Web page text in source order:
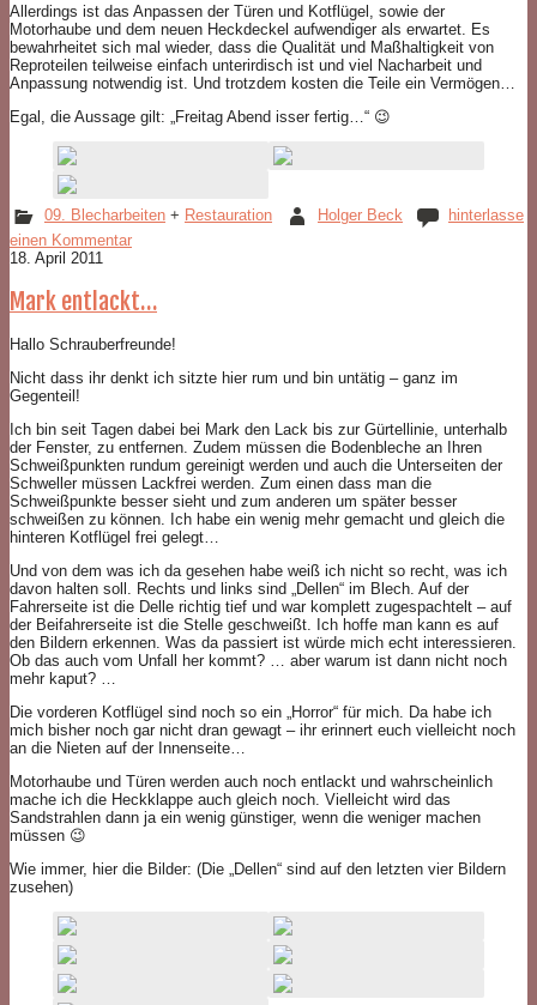
Allerdings ist das Anpassen der Türen und Kotflügel, sowie der
Motorhaube und dem neuen Heckdeckel aufwendiger als erwartet. Es
bewahrheitet sich mal wieder, dass die Qualität und Maßhaltigkeit von
Reproteilen teilweise einfach unterirdisch ist und viel Nacharbeit und
Anpassung notwendig ist. Und trotzdem kosten die Teile ein Vermögen…
Egal, die Aussage gilt: „Freitag Abend isser fertig…“ 😉
09. Blecharbeiten + Restauration Holger Beck
hinterlasse
einen Kommentar
18. April 2011
Mark entlackt…
Hallo Schrauberfreunde!
Nicht dass ihr denkt ich sitzte hier rum und bin untätig – ganz im
Gegenteil!
Ich bin seit Tagen dabei bei Mark den Lack bis zur Gürtellinie, unterhalb
der Fenster, zu entfernen. Zudem müssen die Bodenbleche an Ihren
Schweißpunkten rundum gereinigt werden und auch die Unterseiten der
Schweller müssen Lackfrei werden. Zum einen dass man die
Schweißpunkte besser sieht und zum anderen um später besser
schweißen zu können. Ich habe ein wenig mehr gemacht und gleich die
hinteren Kotflügel frei gelegt…
Und von dem was ich da gesehen habe weiß ich nicht so recht, was ich
davon halten soll. Rechts und links sind „Dellen“ im Blech. Auf der
Fahrerseite ist die Delle richtig tief und war komplett zugespachtelt – auf
der Beifahrerseite ist die Stelle geschweißt. Ich hoffe man kann es auf
den Bildern erkennen. Was da passiert ist würde mich echt interessieren.
Ob das auch vom Unfall her kommt? … aber warum ist dann nicht noch
mehr kaput? …
Die vorderen Kotflügel sind noch so ein „Horror“ für mich. Da habe ich
mich bisher noch gar nicht dran gewagt – ihr erinnert euch vielleicht noch
an die Nieten auf der Innenseite…
Motorhaube und Türen werden auch noch entlackt und wahrscheinlich
mache ich die Heckklappe auch gleich noch. Vielleicht wird das
Sandstrahlen dann ja ein wenig günstiger, wenn die weniger machen
müssen 😉
Wie immer, hier die Bilder: (Die „Dellen“ sind auf den letzten vier Bildern
zusehen)